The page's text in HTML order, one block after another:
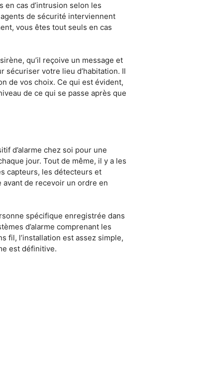
cas d’intrusion selon les
de sécurité interviennent
vous êtes tout seuls en cas
qu’il reçoive un message et
sécuriser votre lieu d’habitation. Il
de vos choix. Ce qui est évident,
de ce qui se passe après que
d’alarme chez soi pour une
jour. Tout de même, il y a les
capteurs, les détecteurs et
avant de recevoir un ordre en
spécifique enregistrée dans
d’alarme comprenant les
fil, l’installation est assez simple,
est définitive.